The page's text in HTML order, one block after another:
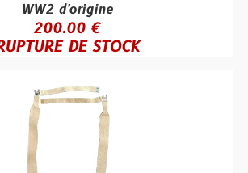
WW2 d'origine
200.00 €
DE STOCK